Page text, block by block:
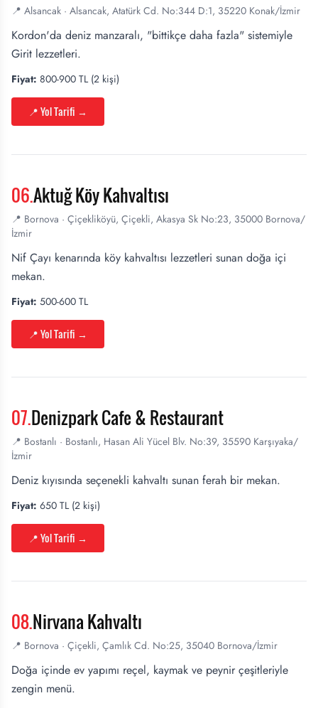
📍 Alsancak · Alsancak, Atatürk Cd. No:344 D:1, 35220 Konak/İzmir
Kordon'da deniz manzaralı, "bittikçe daha fazla" sistemiyle
Girit lezzetleri.
Fiyat: 800-900 TL (2 kişi)
📍 Yol Tarifi →
06.Aktuğ Köy Kahvaltısı
📍 Bornova · Çiçekliköyü, Çiçekli, Akasya Sk No:23, 35000 Bornova/
İzmir
Nif Çayı kenarında köy kahvaltısı lezzetleri sunan doğa içi
mekan.
Fiyat: 500-600 TL
📍 Yol Tarifi →
07.Denizpark Cafe & Restaurant
📍 Bostanlı · Bostanlı, Hasan Ali Yücel Blv. No:39, 35590 Karşıyaka/
İzmir
Deniz kıyısında seçenekli kahvaltı sunan ferah bir mekan.
Fiyat: 650 TL (2 kişi)
📍 Yol Tarifi →
08.Nirvana Kahvaltı
📍 Bornova · Çiçekli, Çamlık Cd. No:25, 35040 Bornova/İzmir
Doğa içinde ev yapımı reçel, kaymak ve peynir çeşitleriyle
zengin menü.